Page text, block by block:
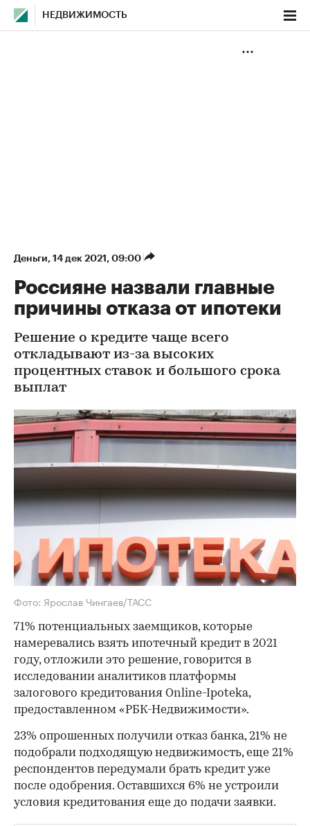
НЕДВИЖИМОСТЬ
Деньги⁠, 14 дек 2021, 09:00
Россияне назвали главные
причины отказа от ипотеки
Решение о кредите чаще всего
откладывают из-за высоких
процентных ставок и большого срока
выплат
Фото: Ярослав Чингаев/ТАСС
71% потенциальных заемщиков, которые
намеревались взять ипотечный кредит в 2021
году, отложили это решение, говорится в
исследовании аналитиков платформы
залогового кредитования Online-Ipoteka,
предоставленном «РБК-Недвижимости».
23% опрошенных получили отказ банка, 21% не
подобрали подходящую недвижимость, еще 21%
респондентов передумали брать кредит уже
после одобрения. Оставшихся 6% не устроили
условия кредитования еще до подачи заявки.